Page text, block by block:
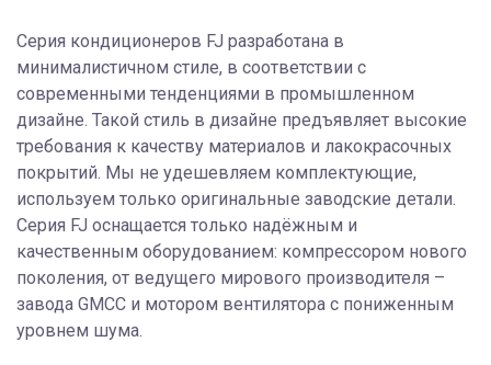
Серия кондиционеров FJ разработана в
минималистичном стиле, в соответствии с
современными тенденциями в промышленном
дизайне. Такой стиль в дизайне предъявляет высокие
требования к качеству материалов и лакокрасочных
покрытий. Мы не удешевляем комплектующие,
используем только оригинальные заводские детали.
Серия FJ оснащается только надёжным и
качественным оборудованием: компрессором нового
поколения, от ведущего мирового производителя –
завода GMCC и мотором вентилятора с пониженным
уровнем шума.